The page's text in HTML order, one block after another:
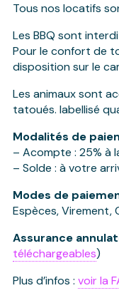
Tous nos locatifs
Les BBQ sont
Pour le confort de
disposition sur le
Les animaux sont
tatoués. labellisé
Modalités de
– Acompte : 25% à
– Solde : à votre
Modes de
Espèces, Virement,
Assurance
téléchargeables)
Plus d’infos : voir la